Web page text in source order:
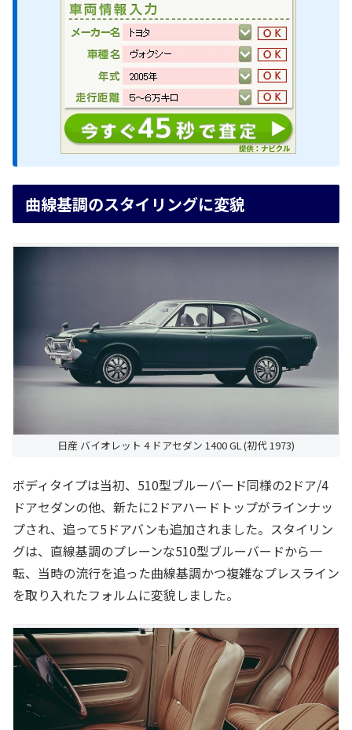
曲線基調のスタイリングに変貌
日産 バイオレット 4 ドアセダン 1400 GL (初代 1973)
ボディタイプは当初、510型ブルーバード同様の2ドア/4
ドアセダンの他、新たに2ドアハードトップがラインナッ
プされ、追って5ドアバンも追加されました。スタイリン
グは、直線基調のプレーンな510型ブルーバードから一
転、当時の流行を追った曲線基調かつ複雑なプレスライン
を取り入れたフォルムに変貌しました。